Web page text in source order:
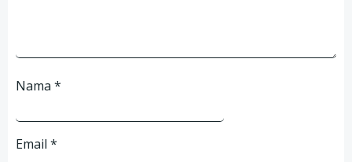
Nama *
Email *